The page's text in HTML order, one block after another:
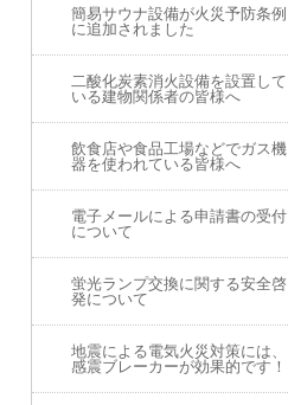
簡易サウナ設備が火災予防条例
に追加されました
二酸化炭素消火設備を設置して
いる建物関係者の皆様へ
飲食店や食品工場などでガス機
器を使われている皆様へ
電子メールによる申請書の受付
について
蛍光ランプ交換に関する安全啓
発について
地震による電気火災対策には、
感震ブレーカーが効果的です！